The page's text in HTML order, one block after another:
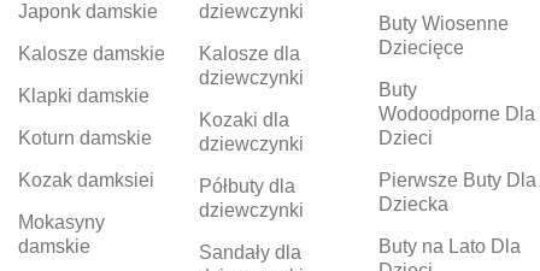
Japonk damskie
Kalosze damskie
Klapki damskie
Koturn damskie
Kozak damksiei
Mokasyny
damskie
dziewczynki
Kalosze dla
dziewczynki
Kozaki dla
dziewczynki
Półbuty dla
dziewczynki
Sandały dla
Buty Wiosenne
Dziecięce
Buty
Wodoodporne Dla
Dzieci
Pierwsze Buty Dla
Dziecka
Buty na Lato Dla